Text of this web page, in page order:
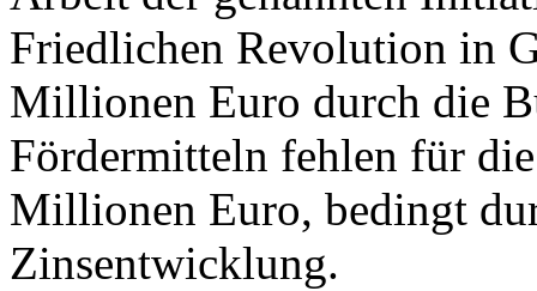
Friedlichen Revolution in
Millionen Euro durch die
Fördermitteln fehlen für
Millionen Euro, bedingt
Zinsentwicklung.